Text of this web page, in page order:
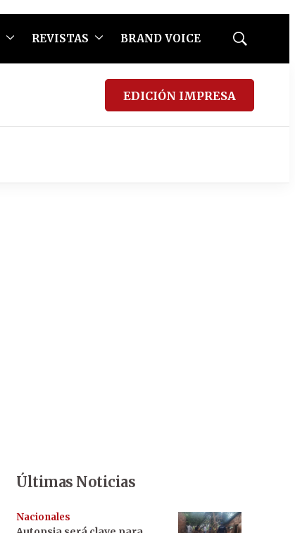
REVISTAS BRAND VOICE
Mostrar
EDICIÓN IMPRESA
Últimas Noticias
Nacionales